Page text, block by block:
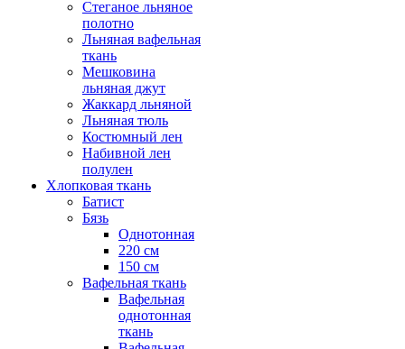
Стеганое льняное
полотно
Льняная вафельная
ткань
Мешковина
льняная джут
Жаккард льняной
Льняная тюль
Костюмный лен
Набивной лен
полулен
Хлопковая ткань
Батист
Бязь
Однотонная
220 см
150 см
Вафельная ткань
Вафельная
однотонная
ткань